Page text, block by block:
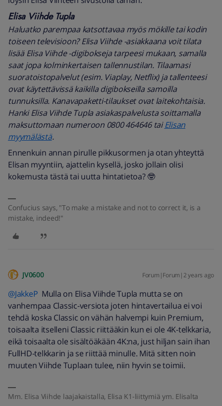
Elisa Viihde Tupla
Haluatko parempaa katsottavaa myös mökille tai kodin
toiseen televisioon? Elisa Viihde -asiakkaana voit tilata
lisää Elisa Viihde -digibokseja tarpeesi mukaan, samalla
saat jopa kolminkertaisen tallennustilan. Tilaamasi
suoratoistopalvelut (esim. Viaplay, Netflix) ja tallenteesi
ovat käytettävissä kaikilla digibokseilla samoilla
tunnuksilla. Kanavapaketti-tilaukset ovat laitekohtaisia.
Hanki Elisa Viihde Tupla asiakaspalvelusta soittamalla
maksuttomaan numeroon 0800 464646 taiElisan
myymälästä.
Ennenkuin annan pirulle pikkusormen ja otan yhteyttä
Elisan myyntiin, ajattelin kysellä, josko jollain olisi
kokemusta tästä tai uutta hintatietoa? 🤓
Confucius says, "To make a mistake and not to correct it, is a
mistake, indeed!"
JV0600 Forum|Forum|2 years ago
@JakkeP Mulla on Elisa Viihde Tupla mutta se on
vanhempaa Classic-versiota joten hintavertailua ei voi
tehdä koska Classic on vähän halvempi kuin Premium,
toisaalta itselleni Classic riittääkin kun ei ole 4K-telkkaria,
eikä toisaalta ole sisältöäkään 4K:na, just hiljan sain ihan
FullHD-telkkarin ja se riittää minulle. Mitä sitten noin
muuten Viihde Tuplaan tulee, niin hyvin se toimii.
Mm. Elisa Viihde laajakaistalla, Elisa K1-liittymiä ym. Elisalta